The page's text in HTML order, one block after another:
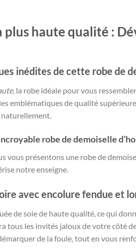
plus haute qualité :
inédites de cette robe de
, la robe idéale pour vous
emblématiques de qualité
robe de demoiselle
vous présentons une robe de
notre enseigne.
avec encolure fendue et
de soie de haute qualité, ce qui
tous les invités jaloux de votre côté
de la foule, tout en vous